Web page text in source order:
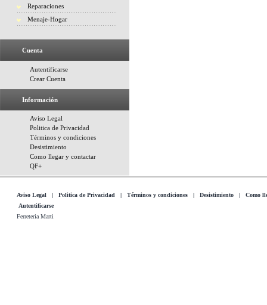
Reparaciones
Menaje-Hogar
Cuenta
Autentificarse
Crear Cuenta
Información
Aviso Legal
Politica de Privacidad
Términos y condiciones
Desistimiento
Como llegar y contactar
QF+
Aviso Legal | Politica de Privacidad | Términos y condiciones | Desistimiento | Como
Autentificarse
Ferreteria Marti